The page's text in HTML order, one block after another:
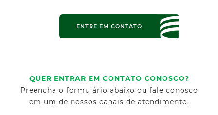
ENTRE EM CONTATO
QUER ENTRAR EM CONTATO CONOSCO?
Preencha o formulário abaixo ou fale conosco
em um de nossos canais de atendimento.